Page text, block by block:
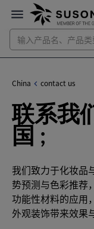
China contact us
联系我
国 ;
我们致力于化妆品
势预测与色彩推荐
功能性材料的应用
外观装饰带来效果